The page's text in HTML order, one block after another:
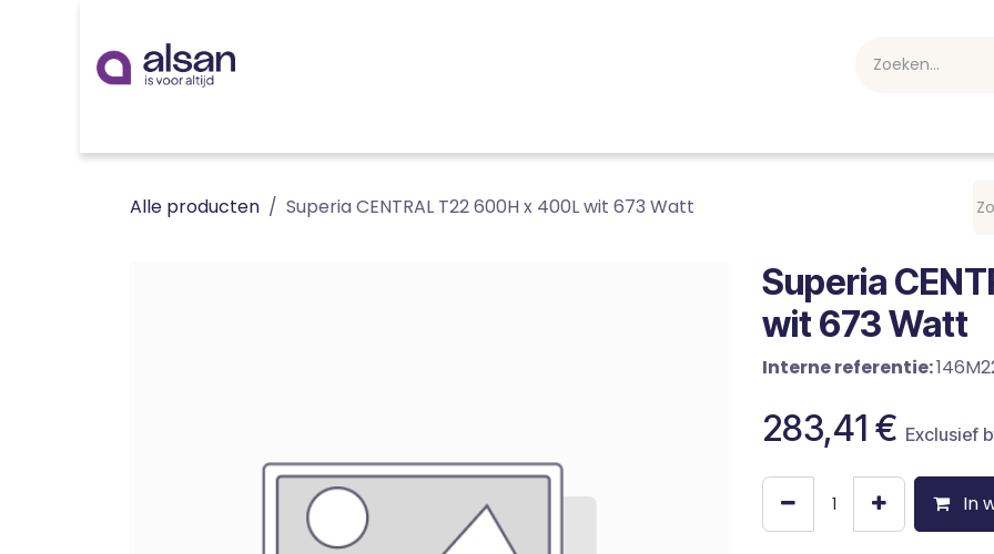
Alle producten Superia CENTRAL T22 600H x 400L wit 673 Watt
Superia
wit 673 Watt
Interne referentie:
283,41 € Exclusief
In